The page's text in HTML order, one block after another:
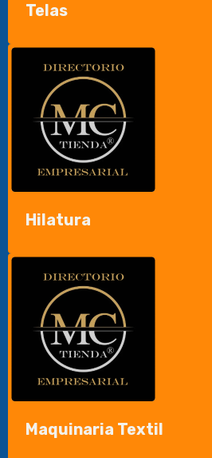
Telas
Hilatura
Maquinaria Textil